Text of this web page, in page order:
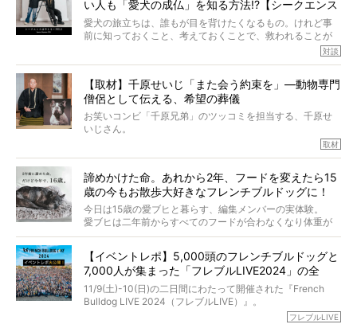
愛がわたしたちのそれとまったく同じであることに、なん
だかうれしくなってしまったのでした。
春奈さんとアムちゃんのすてきな暮らしを、BUHI編集長の
小西がいつくしみながら、切り取らせていただきます。
い人も「愛犬の成仏」を知る方法!?【シークエンス
はやとも×PELI】
愛犬の旅立ちは、誰もが目を背けたくなるもの。けれど事
前に知っておくこと、考えておくことで、救われることが
力をもつお笑い芸人「シークエンスはやとも」さんに、愛
犬の旅立ちや供養についてインタビュー。
インタビュアー兼対談相手は、大の犬好きで心霊分野の知
識にも長けているPELIさん。
「愛犬が旅立ったあと、ベッドやおもちゃはどうすればい
くれる？」
さらには、霊感がない人でも愛犬が成仏したことを知る方
法まで。
お笑い芸人だからこそ暗くなりすぎない、むしろ心がスッ
と軽くなる。
永久保存版のスペシャル対談です！
対談
【取材】千原せいじ「また会う約束を」―動物専門
僧侶として伝える、希望の葬儀
お笑いコンビ「千原兄弟」のツッコミを担当する、千原せ
いじさん。
た。
僧侶としての名は「靖賢（せいけん）」。
当時54歳という年齢にして、なぜ動物専門僧侶という道を
選んだのか。
また、愛犬の旅立ちとどのように向き合うべきなのか。
た。
取材
諦めかけた命。あれから2年、フードを変えたら15
歳の今もお散歩大好きなフレンチブルドッグに！
今日は15歳の愛ブヒと暮らす、編集メンバーの実体験。
愛ブヒは二年前からすべてのフードが合わなくなり体重が
激減。検査をしても異常はなく「年齢のせいですね…」と言
もう諦めるしかないのかな…そんなとき、我が家に届いたの
が「THE fu-do(ザ・フード)」の試食品でした。
そして「THE fu-do(ザ・フード)」を食べつづけて二年、愛
ブヒは15歳になり、今も元気にお散歩をしています。
今回は、二年前の絶望から今までを包み隠さず、時系列で
【イベントレポ】5,000頭のフレンチブルドッグと
7,000人が集まった「フレブルLIVE2024」の全
貌！
11/9(土)-10(日)の二日間にわたって開催された『French
Bulldog LIVE 2024（フレブルLIVE）』。
今年はのべ5,000頭のフレンチブルドッグと7,000人のフレ
フレブルLIVE